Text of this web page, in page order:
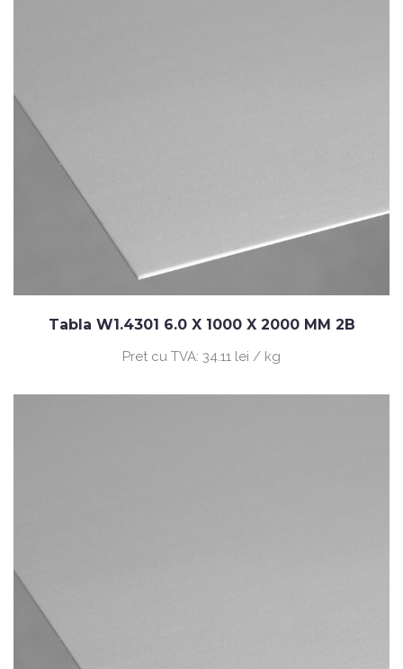
Tabla W1.4301 6.0 X 1000 X 2000 MM 2B
Pret cu TVA: 34.11 lei / kg